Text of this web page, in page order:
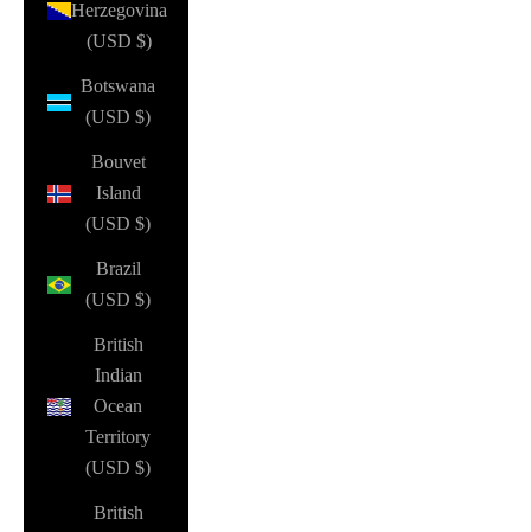
Herzegovina
(USD $)
Botswana
(USD $)
Bouvet
Island
(USD $)
Brazil
(USD $)
British
Indian
Ocean
Territory
(USD $)
British